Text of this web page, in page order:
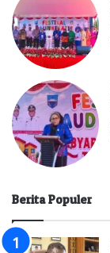
Berita Populer